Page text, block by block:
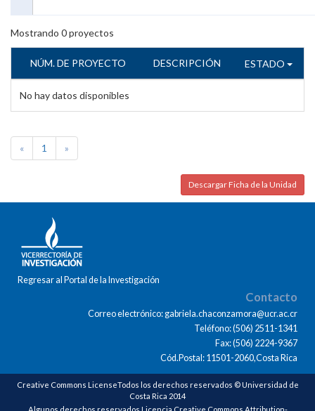
Mostrando 0proyectos
NÚM. DE PROYECTO DESCRIPCIÓN ESTADO
No hay datos disponibles
« 1 »
Descargar Ficha de la Unidad
Regresar al Portal de la Investigación
Contacto
Correo electrónico: gabriela.chaconzamora@ucr.ac.cr
Teléfono: (506) 2511-1341
Fax: (506) 2224-9367
Cód.Postal: 11501-2060,Costa Rica
Creative Commons LicenseTodos los derechos reservados © Universidad de
Costa Rica 2014